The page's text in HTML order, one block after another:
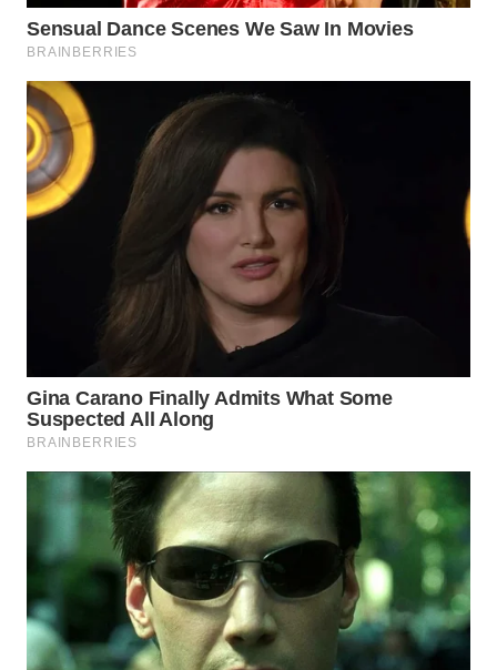
NEWS
WAHANA
TANI
WAHANA
ADVOKAT
INFRASTRUKTUR
WAHANA
LISTRIK
WAHANA
TV
WAHANANEWS